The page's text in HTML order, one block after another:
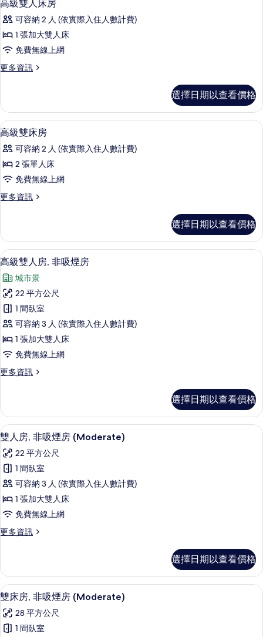
所
有
相
片
的
詳
示
高
級
雙
人
房
的
所
有
相
片
高級雙人床房
可容納 2 人 (依實際入住人數計費)
1 張加大雙人床
免費無線上網
更多資訊
更
雙
人
床
的
詳
選擇日期以查看價格
顯
示
高
級
雙
床
的
所
有
相
片
客房內保險箱、熨斗/熨衣板、免費無
5
高級雙床房
可容納 2 人 (依實際入住人數計費)
2 張單人床
免費無線上網
更多資訊
更
雙
床
房
詳
情
選擇日期以查看價格
顯
示
高
級
雙
人
房,
非
吸
房
的
所
有
相
片
客房內保險箱、熨斗/熨衣板、免費無
9
高級雙人房, 非吸煙房
城市景
22 平方公尺
1 間臥室
可容納 3 人 (依實際入住人數計費)
1 張加大雙人床
免費無線上網
更多資訊
更
雙
人
房,
吸
煙
的
詳
情
選擇日期以查看價格
顯
示
雙
人
房,
非
吸
煙
(Moderate)
的
所
有
相
客房內保險箱、熨斗/熨衣板、免費無
8
雙人房, 非吸煙房 (Moderate)
22 平方公尺
1 間臥室
可容納 3 人 (依實際入住人數計費)
1 張加大雙人床
免費無線上網
更多資訊
更
房,
非
吸
房
(Moderate)
選擇日期以查看價格
顯
示
雙
雙床房, 非吸煙房 (Moderate) | 客房
8
雙床房, 非吸煙房 (Moderate)
28 平方公尺
1 間臥室